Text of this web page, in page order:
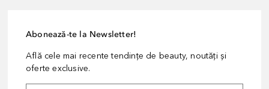
Abonează-te la Newsletter!
Află cele mai recente tendințe de beauty, noutăți și
oferte exclusive.